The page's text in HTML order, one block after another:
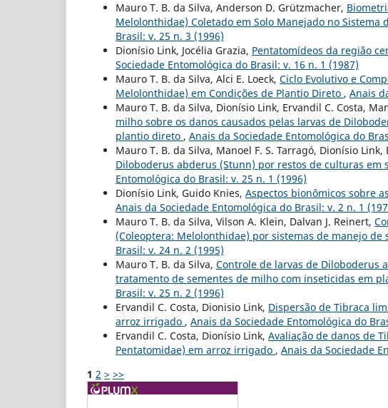
Mauro T. B. da Silva, Anderson D. Grützmacher,
Melolonthidae) Coletado em Solo Manejado no Sistema
Brasil: v. 25 n. 3 (1996)
Dionísio Link, Jocélia Grazia, Pentatomídeos da região
Sociedade Entomológica do Brasil: v. 16 n. 1 (1987)
Mauro T. B. da Silva, Alci E. Loeck, Ciclo Evolutivo e
Melolonthidae) em Condições de Plantio Direto , Anais
Mauro T. B. da Silva, Dionísio Link, Ervandil C. Costa,
milho sobre os danos causados pelas larvas de
plantio direto , Anais da Sociedade Entomológica do
Mauro T. B. da Silva, Manoel F. S. Tarragó, Dionísio Link,
Diloboderus abderus (Stunn) por restos de culturas em
Entomológica do Brasil: v. 25 n. 1 (1996)
Dionísio Link, Guido Knies, Aspectos bionômicos sobre
Anais da Sociedade Entomológica do Brasil: v. 2 n. 1
Mauro T. B. da Silva, Vilson A. Klein, Dalvan J. Reinert,
(Coleoptera: Melolonthidae) por sistemas de manejo de
Brasil: v. 24 n. 2 (1995)
Mauro T. B. da Silva, Controle de larvas de Diloboderus
tratamento de sementes de milho com inseticidas em
Brasil: v. 25 n. 2 (1996)
Ervandil C. Costa, Dionisio Link, Dispersão de Tibraca
arroz irrigado , Anais da Sociedade Entomológica do
Ervandil C. Costa, Dionísio Link, Avaliação de danos de
Pentatomidae) em arroz irrigado , Anais da Sociedade
1 2 > >>